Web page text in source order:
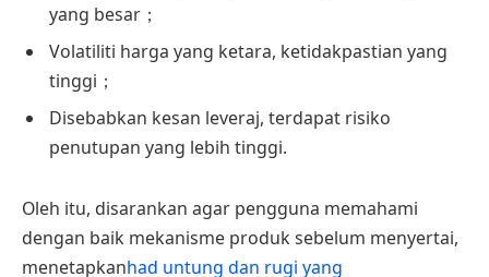
yang besar；
Volatiliti harga yang ketara, ketidakpastian yang
tinggi；
Disebabkan kesan leveraj, terdapat risiko
penutupan yang lebih tinggi.
Oleh itu, disarankan agar pengguna memahami
dengan baik mekanisme produk sebelum menyertai,
menetapkanhad untung dan rugi yang